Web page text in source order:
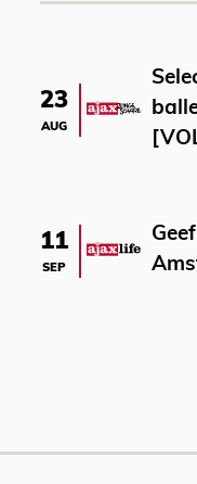
23
AUG
11
SEP